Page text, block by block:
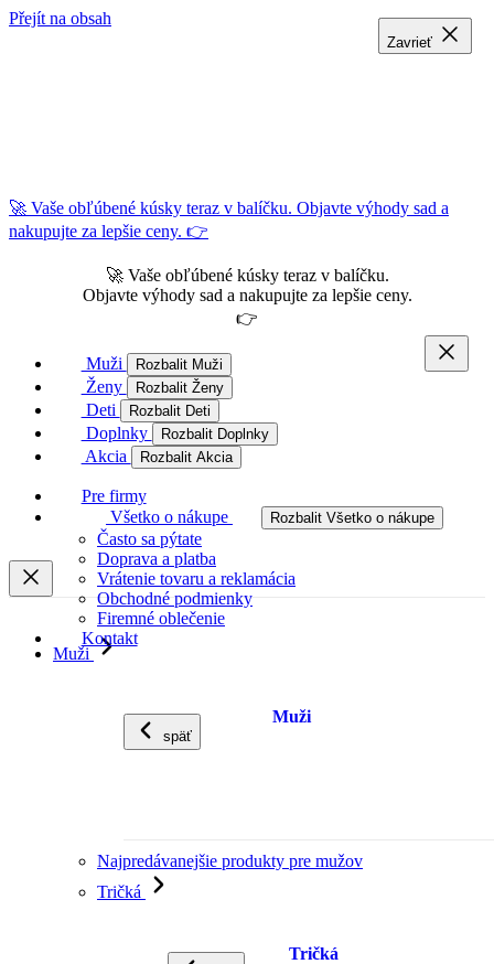
Přejít na obsah
🚀 Vaše obľúbené kúsky teraz v balíčku. Objavte výhody sad a
nakupujte za lepšie ceny. 👉
🚀 Vaše obľúbené kúsky teraz v balíčku.
Objavte výhody sad a nakupujte za lepšie ceny.
👉
Muži Rozbalit Muži
Ženy Rozbalit Ženy
Deti Rozbalit Deti
Doplnky Rozbalit Doplnky
Akcia Rozbalit Akcia
Pre firmy
Všetko o nákupe
Rozbalit Všetko o nákupe
Často sa pýtate
Doprava a platba
Vrátenie tovaru a reklamácia
Obchodné podmienky
Firemné oblečenie
Kontakt
Muži
späť
Muži
Najpredávanejšie produkty pre mužov
Tričká
Tričká
Zavrieť
Zavrieť
Zavrieť